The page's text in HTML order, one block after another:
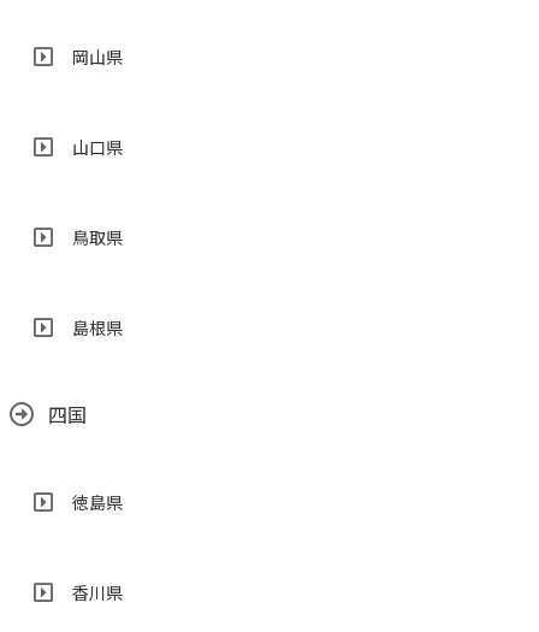
岡山県
山口県
鳥取県
島根県
四国
徳島県
香川県